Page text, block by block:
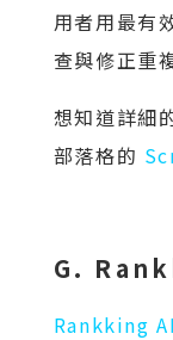
用者用最有
查與修正重
想知道詳細
部落格的
G.
Rankking